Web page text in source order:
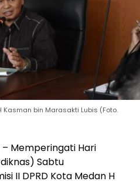
Kasman bin Marasakti Lubis (Foto.
– Memperingati Hari
Sabtu
II DPRD Kota Medan H